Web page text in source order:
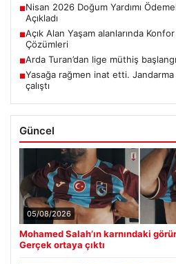
■Nisan 2026 Doğum Yardımı
Açıkladı
■Açık Alan Yaşam alanlarında
Çözümleri
■Arda Turan’dan lige müthiş
■Yasağa rağmen inat etti.
çalıştı
Güncel
05/08/2026
Mohamed Salah’ın karnındaki
Gerçek ortaya çıktı